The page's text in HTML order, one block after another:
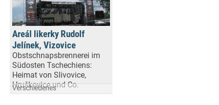
Areál likerky Rudolf
Jelínek, Vizovice
Obstschnapsbrennerei im
Südosten Tschechiens:
Heimat von Slivovice,
Hruškovice und Co.
Verschiedenes